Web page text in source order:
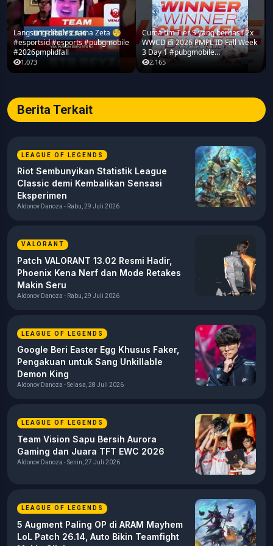
Langsung dibales sama Zeta 🧐
#esportsid #esports #pubgmobile
#2026pmplidfall
1,073
Cuma tim Tier S yang berhasil 2x
WWCD di 2026 PMPL ID Fall Week
3 Day 1 #pubgmobile
#2026pmplidfall
2,165
Berita Terkait
LEAGUE OF LEGENDS
Riot Sembunyikan Statistik League
Classic demi Kembalikan Sensasi
Eksperimen
Aldonov Danoza - Rabu, 29 Juli 2026
VALORANT
Patch VALORANT 13.02 Resmi Hadir,
Phoenix Kena Nerf dan Mode Retakes
Makin Seru
Aldonov Danoza - Rabu, 29 Juli 2026
LEAGUE OF LEGENDS
Google Beri Easter Egg Khusus Faker,
Pengakuan untuk Sang Unkillable
Demon King
Aldonov Danoza - Selasa, 28 Juli 2026
LEAGUE OF LEGENDS
Team Vision Sapu Bersih Aurora
Gaming dan Juara TFT EWC 2026
Aldonov Danoza - Senin, 27 Juli 2026
LEAGUE OF LEGENDS
5 Augment Paling OP di ARAM Mayhem
LoL Patch 26.14, Auto Bikin Teamfight